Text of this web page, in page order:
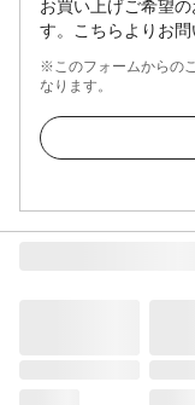
お買い上げご希望
す。こちらよりお問
※このフォームからの
なります。